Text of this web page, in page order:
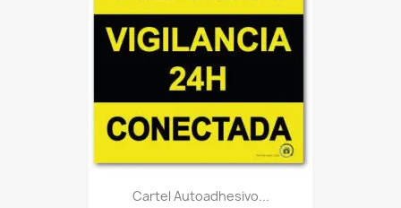
Cartel Autoadhesivo...